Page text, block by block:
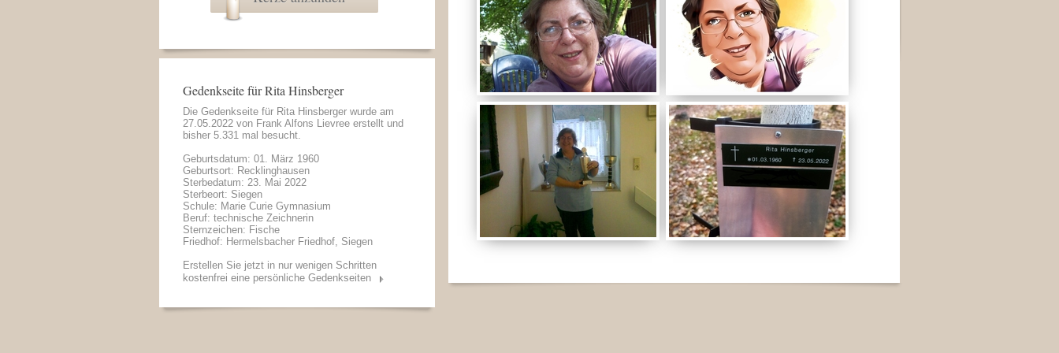
Gedenkseite für Rita Hinsberger
Die Gedenkseite für Rita Hinsberger wurde am
27.05.2022 von Frank Alfons Lievree erstellt und
bisher 5.331 mal besucht.
Geburtsdatum: 01. März 1960
Geburtsort: Recklinghausen
Sterbedatum: 23. Mai 2022
Sterbeort: Siegen
Schule: Marie Curie Gymnasium
Beruf: technische Zeichnerin
Sternzeichen: Fische
Friedhof: Hermelsbacher Friedhof, Siegen
Erstellen Sie jetzt in nur wenigen Schritten
kostenfrei eine persönliche Gedenkseiten